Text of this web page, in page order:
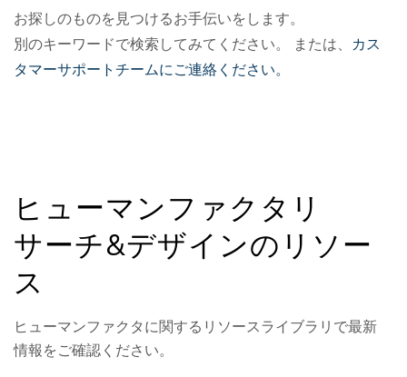
お探しのものを見つけるお手伝いをします。
別のキーワードで検索してみてください。 または、 カス
タマーサポートチームにご連絡ください。
ヒューマンファクタリ
サーチ&デザインのリソー
ス
ヒューマンファクタに関するリソースライブラリで最新
情報をご確認ください。